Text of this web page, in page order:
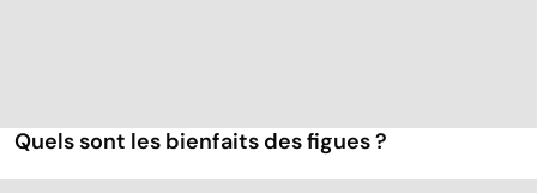
Quels sont les bienfaits des figues ?